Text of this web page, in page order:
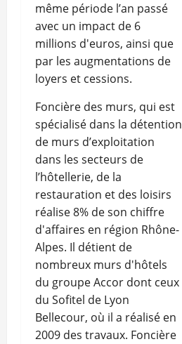
même période l’an passé
avec un impact de 6
millions d'euros, ainsi que
par les augmentations de
loyers et cessions.
Foncière des murs, qui est
spécialisé dans la détention
de murs d’exploitation
dans les secteurs de
l’hôtellerie, de la
restauration et des loisirs
réalise 8% de son chiffre
d'affaires en région Rhône-
Alpes. Il détient de
nombreux murs d'hôtels
du groupe Accor dont ceux
du Sofitel de Lyon
Bellecour, où il a réalisé en
2009 des travaux. Foncière